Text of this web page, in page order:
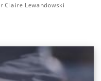
Claire Lewandowski